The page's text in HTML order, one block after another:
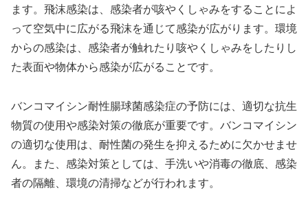
ます。飛沫感染は、感染者が咳やくしゃみをすることによ
って空気中に広がる飛沫を通じて感染が広がります。環境
からの感染は、感染者が触れたり咳やくしゃみをしたりし
た表面や物体から感染が広がることです。
バンコマイシン耐性腸球菌感染症の予防には、適切な抗生
物質の使用や感染対策の徹底が重要です。バンコマイシン
の適切な使用は、耐性菌の発生を抑えるために欠かせませ
ん。また、感染対策としては、手洗いや消毒の徹底、感染
者の隔離、環境の清掃などが行われます。